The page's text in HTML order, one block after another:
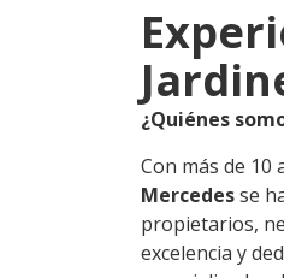
¿Quiénes
Con más de 10
Mercedesse
propietarios,
excelencia y